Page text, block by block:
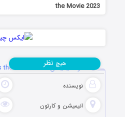
the Movie 2023
دانلود انیمیشن Didi & Friends the Movie 2023
نویسنده
انیمیشن و کارتون
هیچ نظر